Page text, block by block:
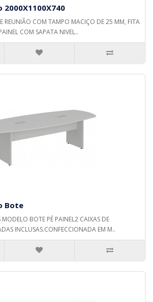
2000X1100X740
REUNIÃO COM TAMPO MACIÇO DE 25 MM, FITA
COM SAPATA NIVEL..
Bote
MODELO BOTE PÉ PAINEL2 CAIXAS DE
INCLUSAS.CONFECCIONADA EM M..